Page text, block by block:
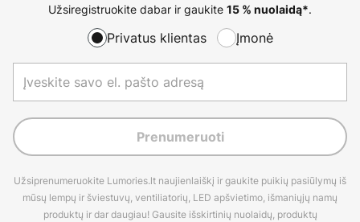
Užsiregistruokite dabar ir gaukite 15 % nuolaidą*.
Privatus klientas Įmonė
Prenumeruoti
Užsiprenumeruokite Lumories.lt naujienlaiškį ir gaukite puikių pasiūlymų iš
mūsų lempų ir šviestuvų, ventiliatorių, LED apšvietimo, išmaniųjų namų
produktų ir dar daugiau! Gausite išskirtinių nuolaidų, produktų